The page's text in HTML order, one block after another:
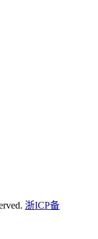
浙ICP备